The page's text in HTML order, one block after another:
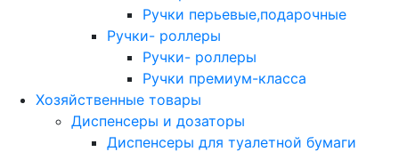
Ручки перьевые,подарочные
Ручки- роллеры
Ручки- роллеры
Ручки премиум-класса
Хозяйственные товары
Диспенсеры и дозаторы
Диспенсеры для туалетной бумаги